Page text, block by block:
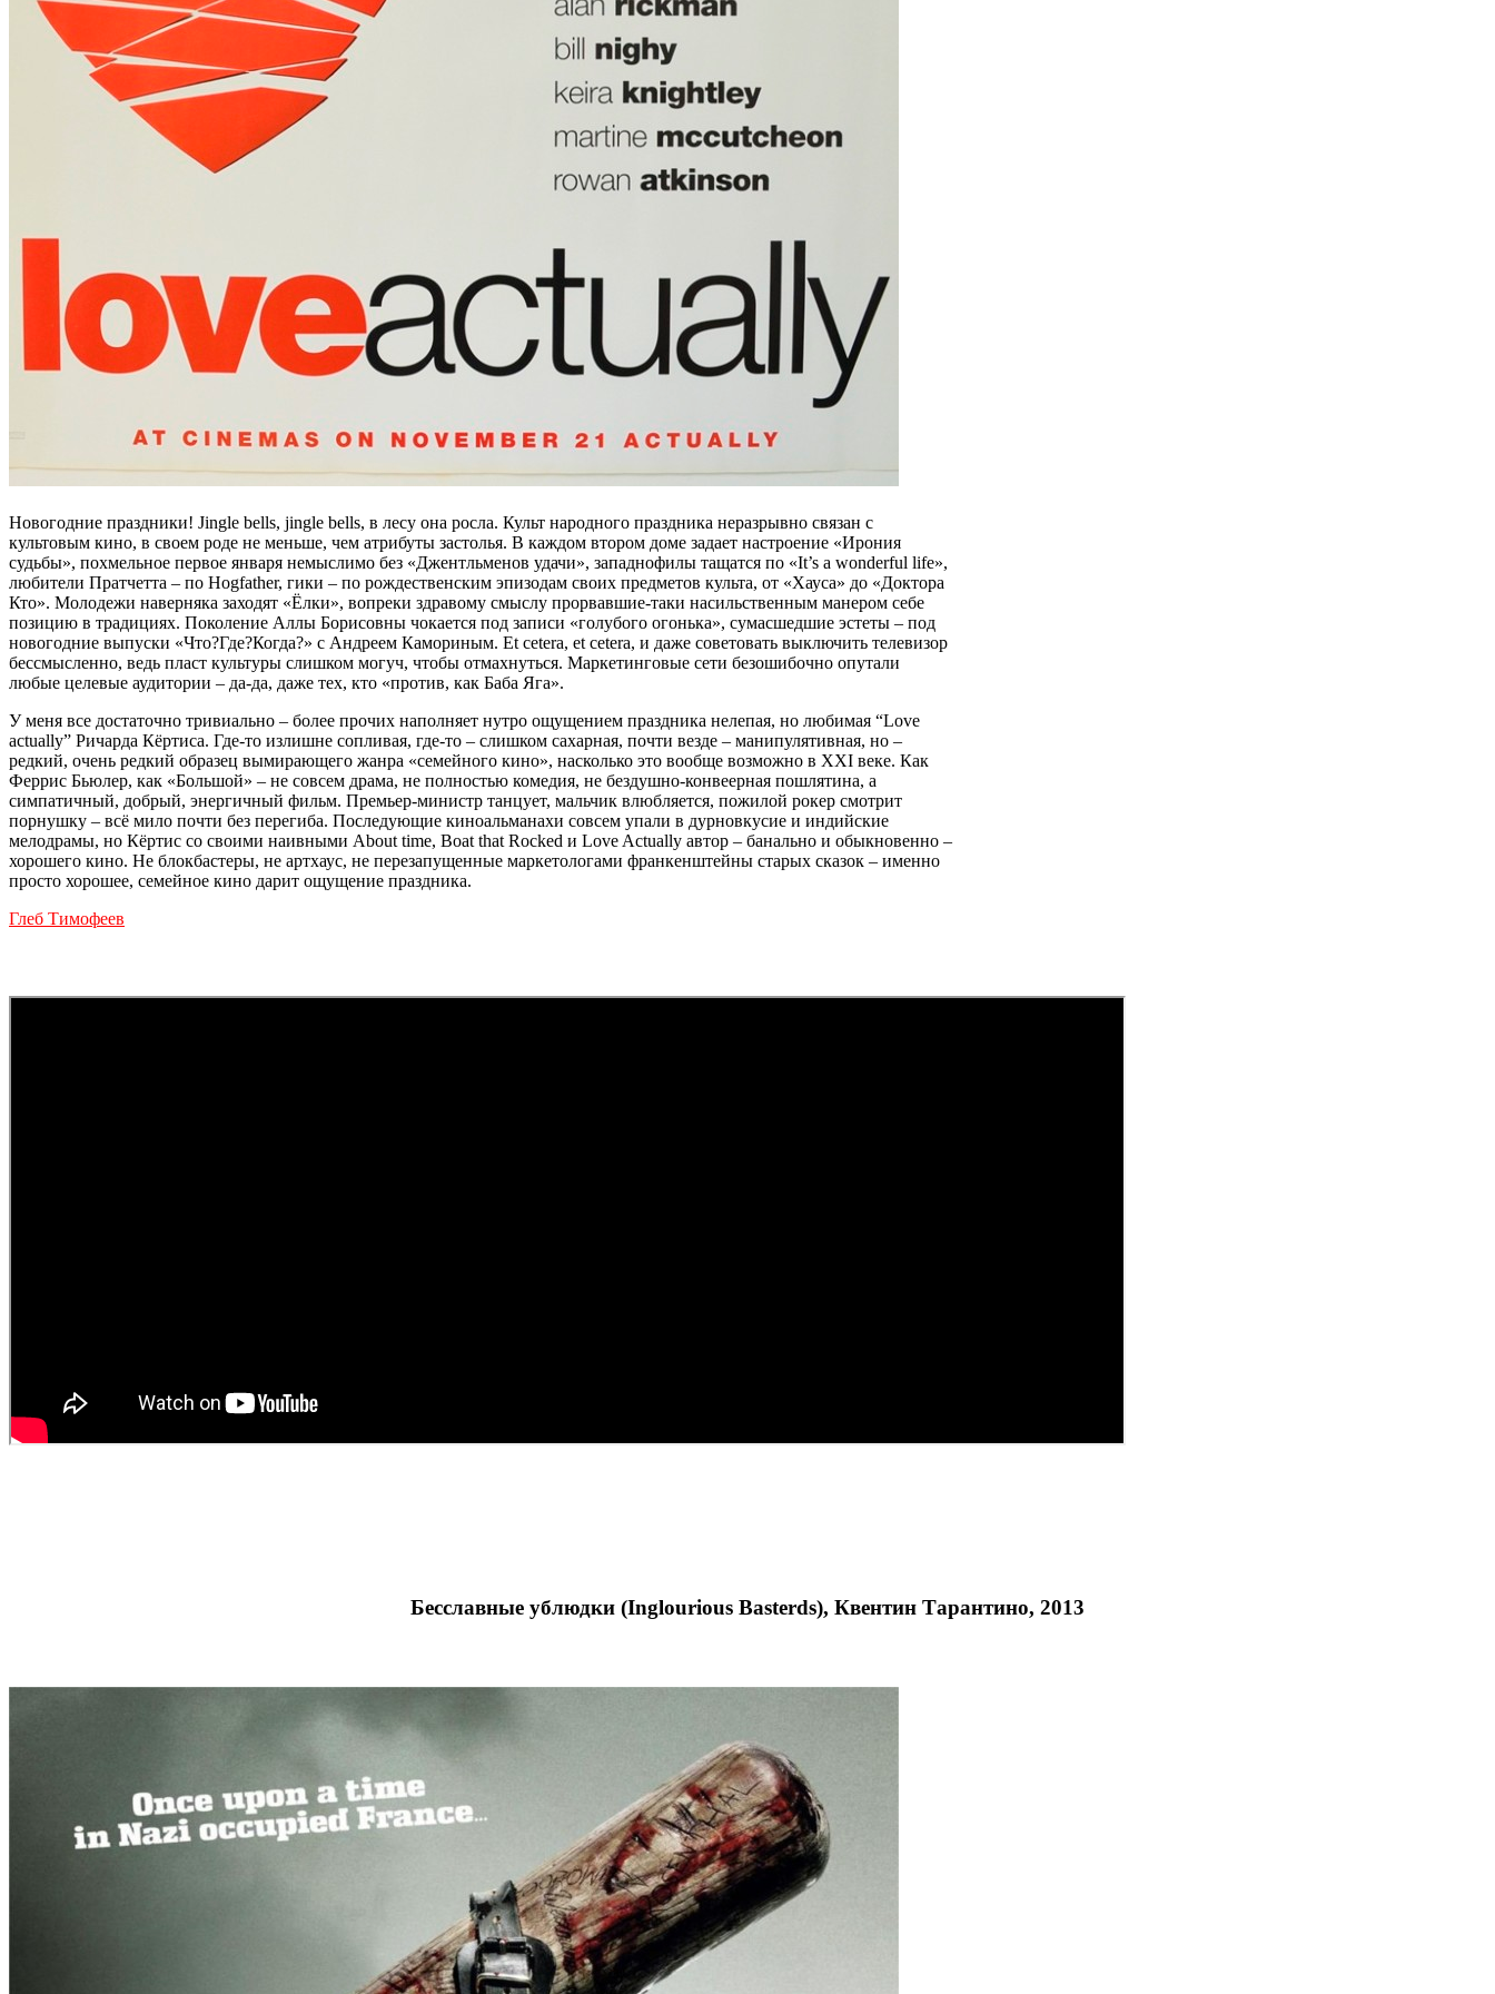
Новогодние праздники! Jingle bells, jingle bells, в лесу она росла. Культ народного праздника неразрывно связан с
культовым кино, в своем роде не меньше, чем атрибуты застолья. В каждом втором доме задает настроение «Ирония
судьбы», похмельное первое января немыслимо без «Джентльменов удачи», западнофилы тащатся по «It’s a wonderful life»,
любители Пратчетта – по Hogfather, гики – по рождественским эпизодам своих предметов культа, от «Хауса» до «Доктора
Кто». Молодежи наверняка заходят «Ёлки», вопреки здравому смыслу прорвавшие-таки насильственным манером себе
позицию в традициях. Поколение Аллы Борисовны чокается под записи «голубого огонька», сумасшедшие эстеты – под
новогодние выпуски «Что?Где?Когда?» с Андреем Камориным. Et cetera, et cetera, и даже советовать выключить телевизор
бессмысленно, ведь пласт культуры слишком могуч, чтобы отмахнуться. Маркетинговые сети безошибочно опутали
любые целевые аудитории – да-да, даже тех, кто «против, как Баба Яга».
У меня все достаточно тривиально – более прочих наполняет нутро ощущением праздника нелепая, но любимая “Love
actually” Ричарда Кёртиса. Где-то излишне сопливая, где-то – слишком сахарная, почти везде – манипулятивная, но –
редкий, очень редкий образец вымирающего жанра «семейного кино», насколько это вообще возможно в XXI веке. Как
Феррис Бьюлер, как «Большой» – не совсем драма, не полностью комедия, не бездушно-конвеерная пошлятина, а
симпатичный, добрый, энергичный фильм. Премьер-министр танцует, мальчик влюбляется, пожилой рокер смотрит
порнушку – всё мило почти без перегиба. Последующие киноальманахи совсем упали в дурновкусие и индийские
мелодрамы, но Кёртис со своими наивными About time, Boat that Rocked и Love Actually автор – банально и обыкновенно –
хорошего кино. Не блокбастеры, не артхаус, не перезапущенные маркетологами франкенштейны старых сказок – именно
просто хорошее, семейное кино дарит ощущение праздника.
Глеб Тимофеев
Бесславные ублюдки (Inglourious Basterds), Квентин Тарантино, 2013